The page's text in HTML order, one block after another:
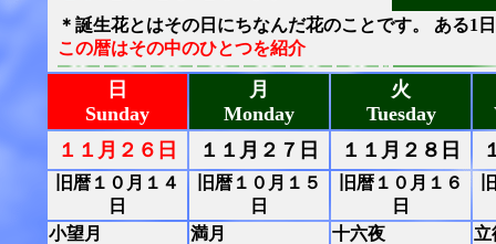
＊誕生花とはその日にちなんだ花のことです。 ある1
この暦はその中のひとつを紹介
日
Sunday
月
Monday
火
Tuesday
１１月２６日
１１月２７日 １１月２８日
旧暦１０月１４
日
旧暦１０月１５
日
旧暦１０月１６
日
小望月
満月
十六夜
立